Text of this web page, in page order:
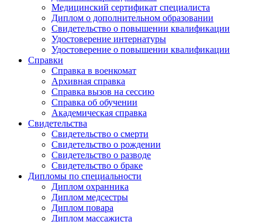
Медицинский сертификат специалиста
Диплом о дополнительном образовании
Свидетельство о повышении квалификации
Удостоверение интернатуры
Удостоверение о повышении квалификации
Справки
Справка в военкомат
Архивная справка
Справка вызов на сессию
Справка об обучении
Академическая справка
Свидетельства
Свидетельство о смерти
Свидетельство о рождении
Свидетельство о разводе
Свидетельство о браке
Дипломы по специальности
Диплом охранника
Диплом медсестры
Диплом повара
Диплом массажиста